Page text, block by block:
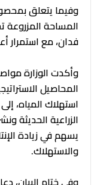
وفيما يتعلق
فدان، مع استمرار
وأكدت الوزارة
المحاصيل
استهلاك المياه،
الزراعية الحديثة
يسهم في زيادة
والاستهلاك.